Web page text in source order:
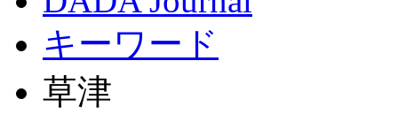
キーワード
草津